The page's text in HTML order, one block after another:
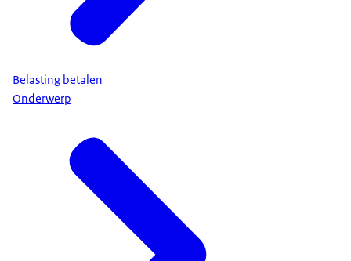
Belasting betalen
Onderwerp